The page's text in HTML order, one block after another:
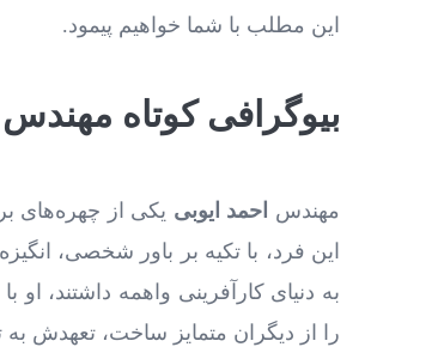
این مطلب با شما خواهیم پیمود.
بیوگرافی کوتاه مهندس
مهندس احمد ایوبی یکی از چهره‌های
این فرد، با تکیه بر باور شخصی،
به دنیای کارآفرینی واهمه داشتند،
را از دیگران متمایز ساخت، تعهدش به